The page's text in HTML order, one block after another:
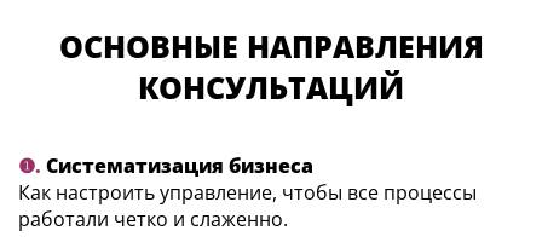
ОСНОВНЫЕ НАПРАВЛЕНИЯ
КОНСУЛЬТАЦИЙ
❶. Систематизация бизнеса
Как настроить управление, чтобы все процессы
работали четко и слаженно.